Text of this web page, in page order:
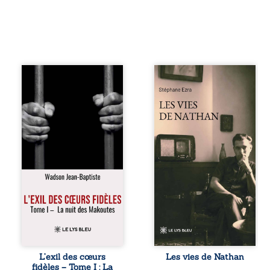
« Une nuit suffit
parfois pour briser
une famille… mais
certaines fidélités
traversent les
années. » Haïti,
sous la dictature
des Duvalier. La
jusque dans les
villages les plus
Jean-Joël Joli
mène une
avec sa famille.
respecté, il refuse
pourtant de
L’exil des cœurs
fidèles – Tome I : La
Les vies de
Nathan est un
né en trois jours,
au printemps
2026. Pour la
première fois,
Stéphane Ezra,
médium, a pu
communiquer
avec son père,
disparu depuis
plus de vingt ans
et qu’il n’a jamais
connu. De ce
dialogue par-delà
la mort naissent
des poèmes qui
retracent une vie
Les vies de Nathan